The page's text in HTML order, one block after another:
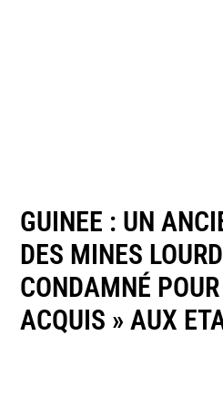
GUINEE : UN
DES MINES
CONDAMNÉ
ACQUIS » AUX